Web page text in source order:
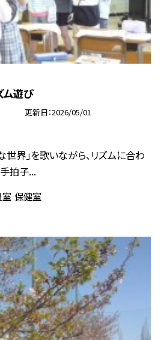
ム遊び
更新日 2026/05/01
界」を歌いながら、リズムに合わ
拍子...
保健室